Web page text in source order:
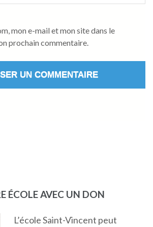
mon e-mail et mon site dans le
prochain commentaire.
ÉCOLE AVEC UN DON
L’école Saint-Vincent peut